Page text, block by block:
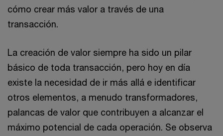
cómo crear más valor a través de una
transacción.
La creación de valor siempre ha sido un pilar
básico de toda transacción, pero hoy en día
existe la necesidad de ir más allá e identificar
otros elementos, a menudo transformadores,
palancas de valor que contribuyen a alcanzar el
máximo potencial de cada operación. Se observa